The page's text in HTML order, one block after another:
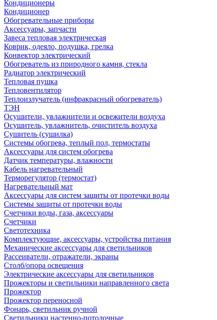
Кондиционеры
Кондиционер
Обогревательные приборы
Аксессуары, запчасти
Завеса тепловая электрическая
Коврик, одеяло, подушка, грелка
Конвектор электрический
Обогреватель из природного камня, стекла
Радиатор электрический
Тепловая пушка
Тепловентилятор
Теплоизлучатель (инфракрасный обогреватель)
ТЭН
Осушители, увлажнители и освежители воздуха
Осушитель, увлажнитель, очиститель воздуха
Сушитель (сушилка)
Системы обогрева, теплый пол, термостаты
Аксессуары для систем обогрева
Датчик температуры, влажности
Кабель нагревательный
Терморегулятор (термостат)
Нагревательный мат
Аксессуары для систем защиты от протечки воды
Системы защиты от протечки воды
Счетчики воды, газа, аксессуары
Счетчики
Светотехника
Комплектующие, аксессуары, устройства питания
Механические аксессуары для светильников
Рассеиватели, отражатели, экраны
Столб/опора освещения
Электрические аксессуары для светильников
Прожекторы и светильники направленного света
Прожектор
Прожектор переносной
Фонарь, светильник ручной
Светильники настенно-потолочные